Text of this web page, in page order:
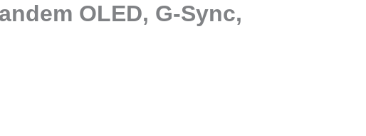
OLED, G-Sync,